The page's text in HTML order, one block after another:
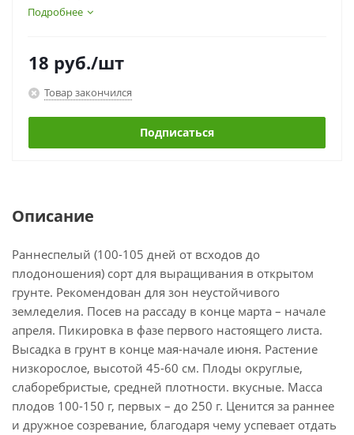
Подробнее
18 руб./шт
Товар закончился
Подписаться
Описание
Раннеспелый (100-105 дней от всходов до
плодоношения) сорт для выращивания в открытом
грунте. Рекомендован для зон неустойчивого
земледелия. Посев на рассаду в конце марта – начале
апреля. Пикировка в фазе первого настоящего листа.
Высадка в грунт в конце мая-начале июня. Растение
низкорослое, высотой 45-60 см. Плоды округлые,
слаборебристые, средней плотности. вкусные. Масса
плодов 100-150 г, первых – до 250 г. Ценится за раннее
и дружное созревание, благодаря чему успевает отдать